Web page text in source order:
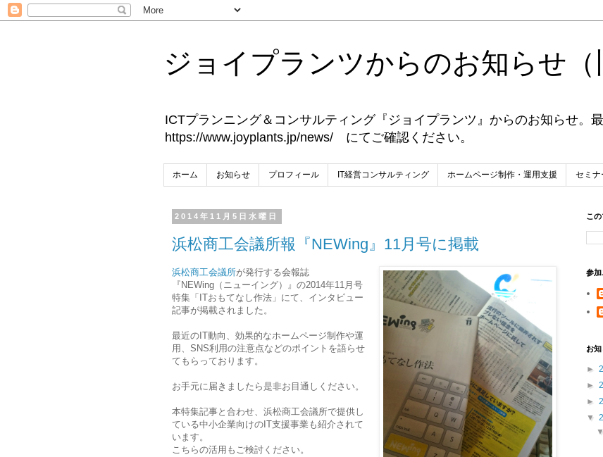
ジョイプランツからのお知らせ（
ICTプランニング＆コンサルティング『ジョイプランツ』からのお知らせ。
https://www.joyplants.jp/news/ にてご確認ください。
ホーム お知らせ プロフィール IT経営コンサルティング ホームページ制作・運用支援 セミナ
2014年11月5日水曜日
浜松商工会議所報『NEWing』11月号に掲載
浜松商工会議所が発行する会報誌
『NEWing（ニューイング）』の2014年11月号
特集「ITおもてなし作法」にて、インタビュー
記事が掲載されました。
最近のIT動向、効果的なホームページ制作や運
用、SNS利用の注意点などのポイントを語らせ
てもらっております。
お手元に届きましたら是非お目通しください。
本特集記事と合わせ、浜松商工会議所で提供し
ている中小企業向けのIT支援事業も紹介されて
います。
こちらの活用もご検討ください。
こ
参加
お
►
►
►
▼